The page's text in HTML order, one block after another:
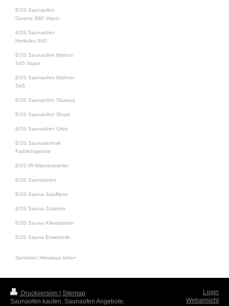
EOS Saunaofen
Corona S60 Vapor
EOS Saunaofen
Herkules S60
EOS Saunaofen Mythos
S45 Vapor
EOS Saunaofen Mythos-
S45
EOS Saunaofen Taureus
EOS Saunaofen Shark
EOS Saunaofen Orbit
EOS Saunatechnik
Farblichtgeräte
EOS IR-Wärmestrahler
EOS Saunatüren
EOS Sauna Salzfliese
EOS Sauna Zubehör
EOS Sauna Klimastation
EOS Sauna Ersatzteile
Sentiotec Himalaya Infra+
Druckversion | Sitemap
Saunaofen kaufen, Saunaofen Angebote,
Login
Webansicht